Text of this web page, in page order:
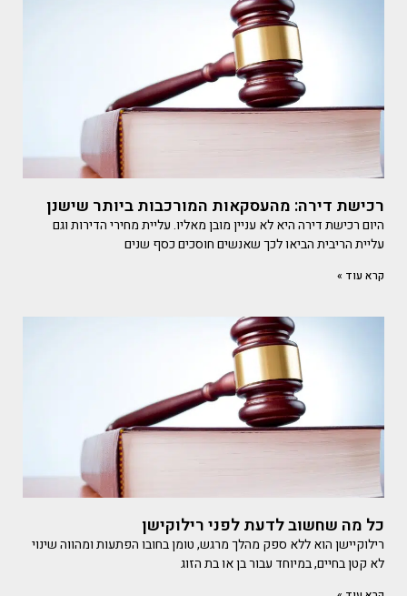
רכישת דירה: מהעסקאות המורכבות ביותר שישנן
היום רכישת דירה היא לא עניין מובן מאליו. עליית מחירי הדירות וגם
עליית הריבית הביאו לכך שאנשים חוסכים כסף שנים
קרא עוד »
כל מה שחשוב לדעת לפני רילוקישן
רילוקיישן הוא ללא ספק מהלך מרגש, טומן בחובו הפתעות ומהווה שינוי
לא קטן בחיים, במיוחד עבור בן או בת הזוג